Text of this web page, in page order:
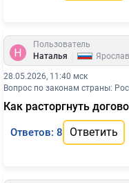
Пользователь
Наталья
28.05.2026, 11:40 мск
Вопрос по законам страны:
Как расторгнуть
Ответов: 8 Ответить